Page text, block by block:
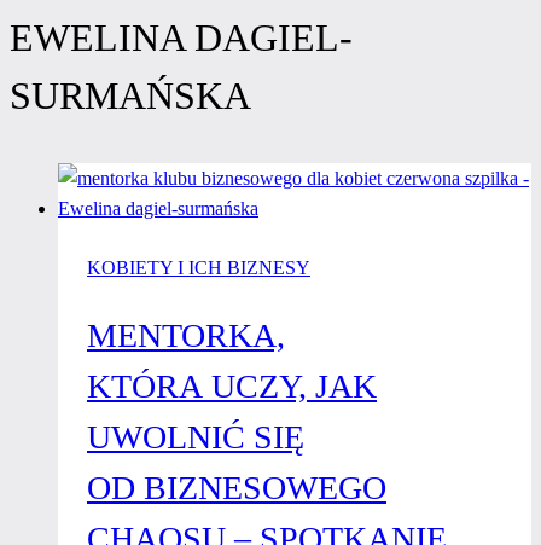
EWELINA DAGIEL-
SURMAŃSKA
KOBIETY I ICH BIZNESY
MENTORKA,
KTÓRA UCZY, JAK
UWOLNIĆ SIĘ
OD BIZNESOWEGO